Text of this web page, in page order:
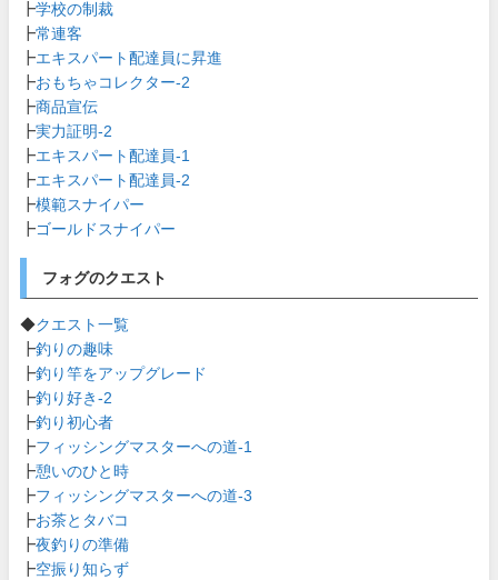
┣学校の制裁
┣常連客
┣エキスパート配達員に昇進
┣おもちゃコレクター-2
┣商品宣伝
┣実力証明-2
┣エキスパート配達員-1
┣エキスパート配達員-2
┣模範スナイパー
┣ゴールドスナイパー
フォグのクエスト
◆クエスト一覧
┣釣りの趣味
┣釣り竿をアップグレード
┣釣り好き-2
┣釣り初心者
┣フィッシングマスターへの道-1
┣憩いのひと時
┣フィッシングマスターへの道-3
┣お茶とタバコ
┣夜釣りの準備
┣空振り知らず